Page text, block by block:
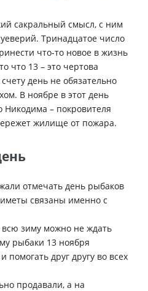
сакральный смысл, с ним
Тринадцатое число
что-то новое в жизнь
что 13 – это чертова
день не обязательно
В ноябре в этот день
Никодима – покровителя
жилище от пожара.
отмечать день рыбаков
связаны именно с
зиму можно не ждать
рыбаки 13 ноября
помогать друг другу во всех
продавали, а на